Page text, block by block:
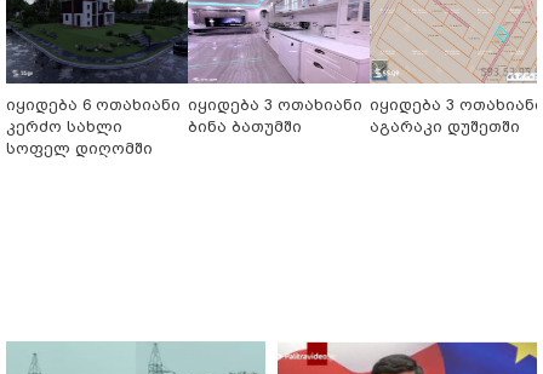
იყიდება 6 ოთახიანი
კერძო სახლი
სოფელ დიღომში
იყიდება 3 ოთახიანი
ბინა ბათუმში
იყიდება 3 ოთახიანი
აგარაკი დუშეთში